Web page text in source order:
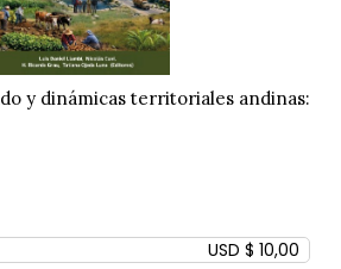
y dinámicas territoriales andinas:
USD $ 10,00